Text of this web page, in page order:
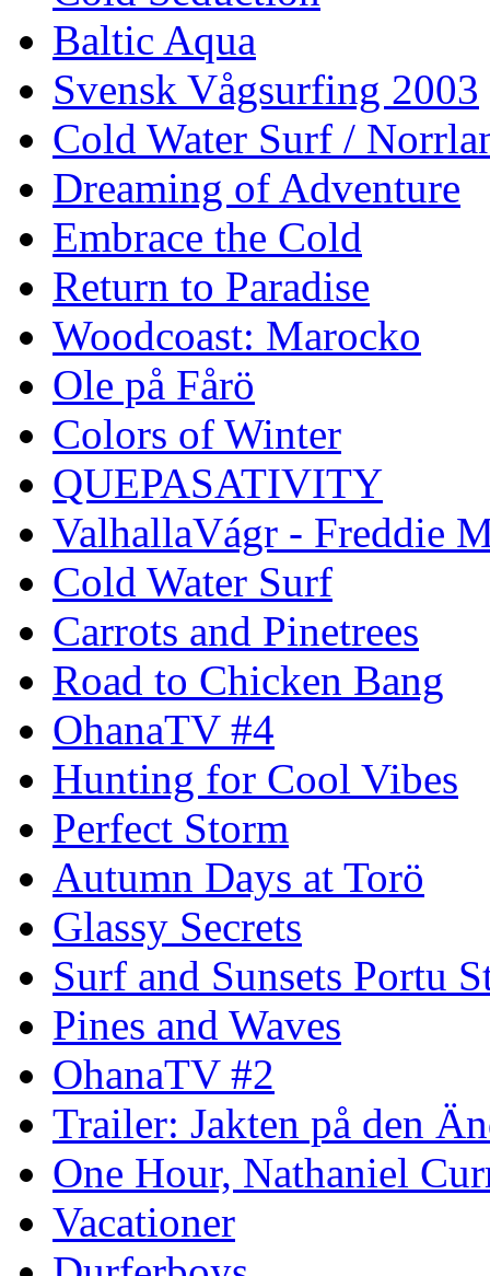
Baltic Aqua
Svensk Vågsurfing 2003
Cold Water Surf /
Dreaming of Adventure
Embrace the Cold
Return to Paradise
Woodcoast: Marocko
Ole på Fårö
Colors of Winter
QUEPASATIVITY
ValhallaVágr - Freddie
Cold Water Surf
Carrots and Pinetrees
Road to Chicken Bang
OhanaTV #4
Hunting for Cool Vibes
Perfect Storm
Autumn Days at Torö
Glassy Secrets
Surf and Sunsets Portu
Pines and Waves
OhanaTV #2
Trailer: Jakten på den
One Hour, Nathaniel
Vacationer